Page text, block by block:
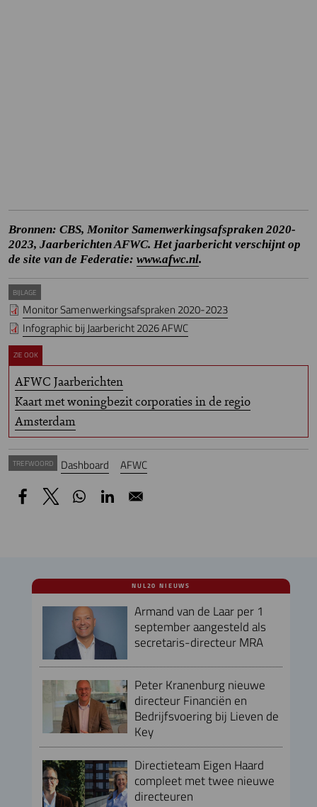
Bronnen: CBS, Monitor Samenwerkingsafspraken 2020-
2023, Jaarberichten AFWC. Het jaarbericht verschijnt op
de site van de Federatie: www.afwc.nl.
BIJLAGE
Monitor Samenwerkingsafspraken 2020-2023
Infographic bij Jaarbericht 2026 AFWC
ZIE OOK
AFWC Jaarberichten
Kaart met woningbezit corporaties in de regio
Amsterdam
TREFWOORD Dashboard AFWC
NUL20 NIEUWS
Armand van de Laar per 1
september aangesteld als
secretaris-directeur MRA
Peter Kranenburg nieuwe
directeur Financiën en
Bedrijfsvoering bij Lieven de
Key
Directieteam Eigen Haard
compleet met twee nieuwe
directeuren